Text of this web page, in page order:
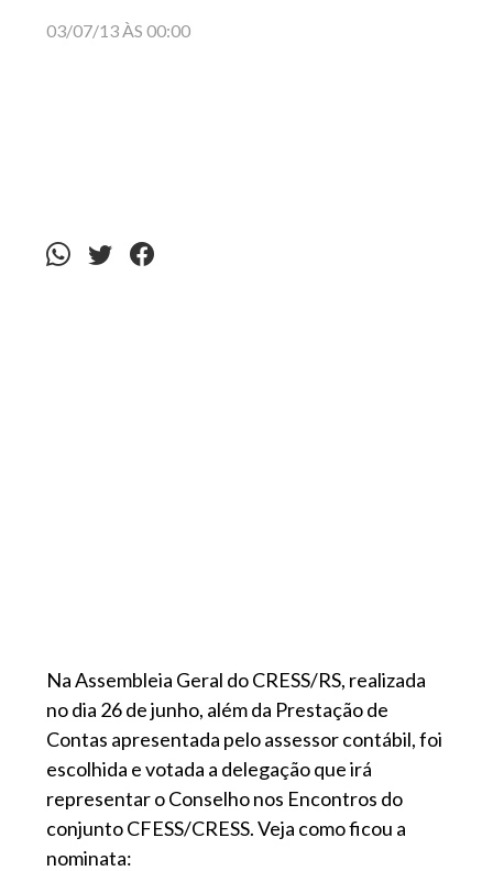
03/07/13 ÀS 00:00
Na Assembleia Geral do CRESS/RS, realizada
no dia 26 de junho, além da Prestação de
Contas apresentada pelo assessor contábil, foi
escolhida e votada a delegação que irá
representar o Conselho nos Encontros do
conjunto CFESS/CRESS. Veja como ficou a
nominata: